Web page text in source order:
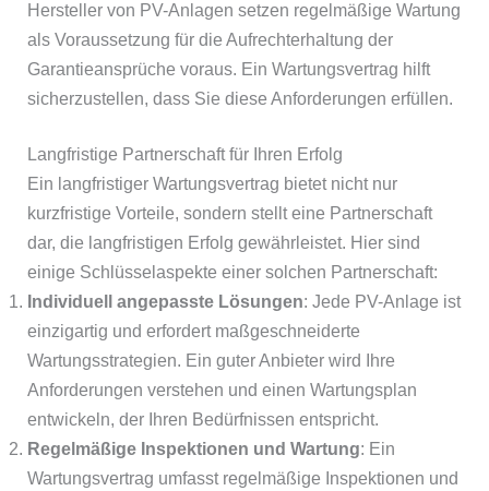
Hersteller von PV-Anlagen setzen regelmäßige Wartung
als Voraussetzung für die Aufrechterhaltung der
Garantieansprüche voraus. Ein Wartungsvertrag hilft
sicherzustellen, dass Sie diese Anforderungen erfüllen.
Langfristige Partnerschaft für Ihren Erfolg
Ein langfristiger Wartungsvertrag bietet nicht nur
kurzfristige Vorteile, sondern stellt eine Partnerschaft
dar, die langfristigen Erfolg gewährleistet. Hier sind
einige Schlüsselaspekte einer solchen Partnerschaft:
Individuell angepasste Lösungen: Jede PV-Anlage ist
einzigartig und erfordert maßgeschneiderte
Wartungsstrategien. Ein guter Anbieter wird Ihre
Anforderungen verstehen und einen Wartungsplan
entwickeln, der Ihren Bedürfnissen entspricht.
Regelmäßige Inspektionen und Wartung: Ein
Wartungsvertrag umfasst regelmäßige Inspektionen und